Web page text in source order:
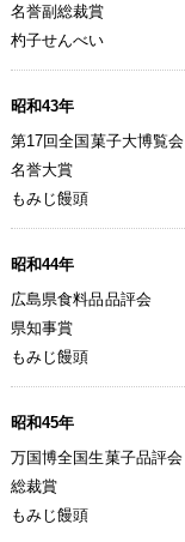
名誉副総裁賞
杓子せんべい
昭和43年
第17回全国菓子大博覧会
名誉大賞
もみじ饅頭
昭和44年
広島県食料品品評会
県知事賞
もみじ饅頭
昭和45年
万国博全国生菓子品評会
総裁賞
もみじ饅頭